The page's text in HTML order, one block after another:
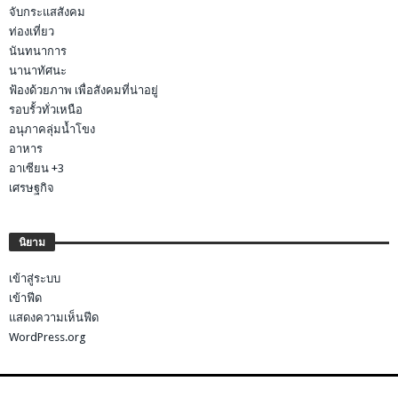
จับกระแสสังคม
ท่องเที่ยว
นันทนาการ
นานาทัศนะ
ฟ้องด้วยภาพ เพื่อสังคมที่น่าอยู่
รอบรั้วทั่วเหนือ
อนุภาคลุ่มน้ำโขง
อาหาร
อาเซียน +3
เศรษฐกิจ
นิยาม
เข้าสู่ระบบ
เข้าฟีด
แสดงความเห็นฟีด
WordPress.org